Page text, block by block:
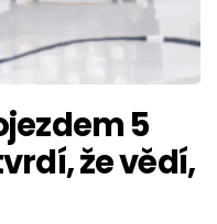
5
že vědí,